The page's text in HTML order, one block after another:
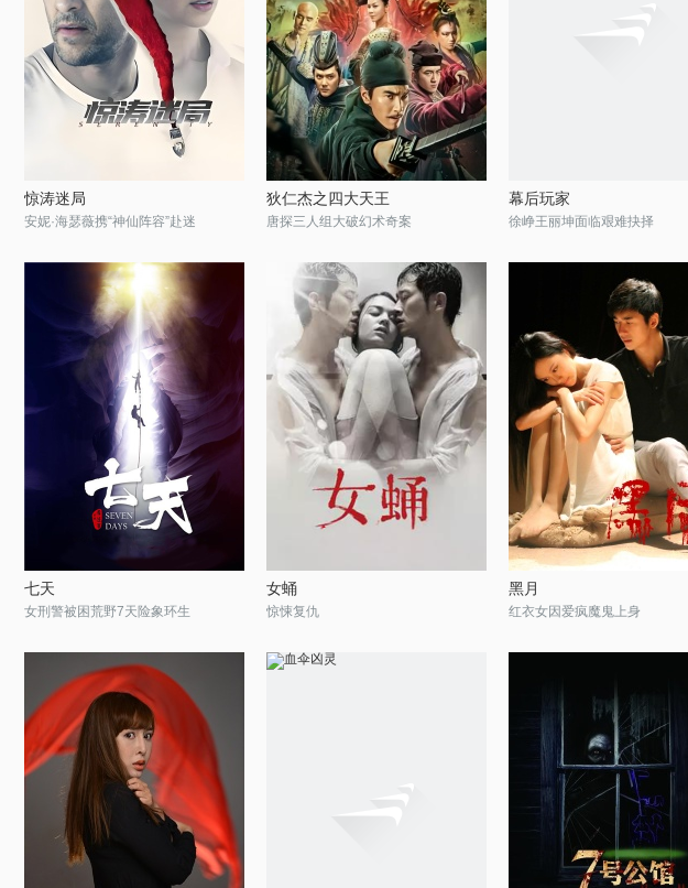
惊涛迷局
安妮·海瑟薇携“神仙阵容”赴迷
狄仁杰之四大天王
唐探三人组大破幻术奇案
幕后玩家
徐峥王丽坤面临艰难抉择
七天
女刑警被困荒野7天险象环生
女蛹
惊悚复仇
黑月
红衣女因爱疯魔鬼上身